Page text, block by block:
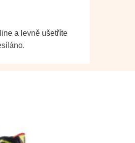
a levně ušetříte